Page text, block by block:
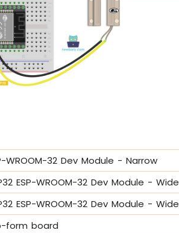
WROOM-32 Dev Module - Narrow
ESP-WROOM-32 Dev Module - Wide
ESP-WROOM-32 Dev Module - Wide
form board